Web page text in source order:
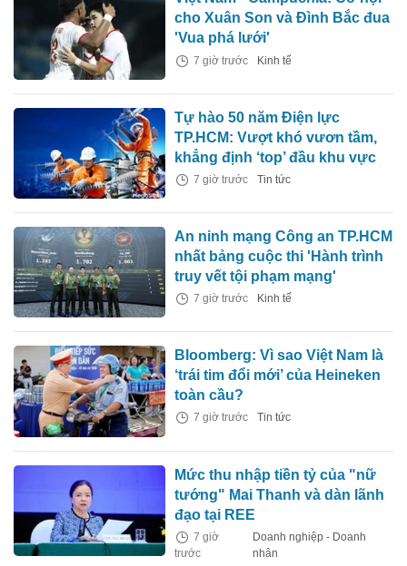
cho Xuân Son và Đình Bắc đua
'Vua phá lưới'
7 giờ trước Kinh tế
Tự hào 50 năm Điện lực
TP.HCM: Vượt khó vươn tầm,
khẳng định ‘top’ đầu khu vực
7 giờ trước Tin tức
An ninh mạng Công an TP.HCM
nhất bảng cuộc thi 'Hành trình
truy vết tội phạm mạng'
7 giờ trước Kinh tế
Bloomberg: Vì sao Việt Nam là
‘trái tim đổi mới’ của Heineken
toàn cầu?
7 giờ trước Tin tức
Mức thu nhập tiền tỷ của "nữ
tướng" Mai Thanh và dàn lãnh
đạo tại REE
7 giờ
trước
Doanh nghiệp - Doanh
nhân